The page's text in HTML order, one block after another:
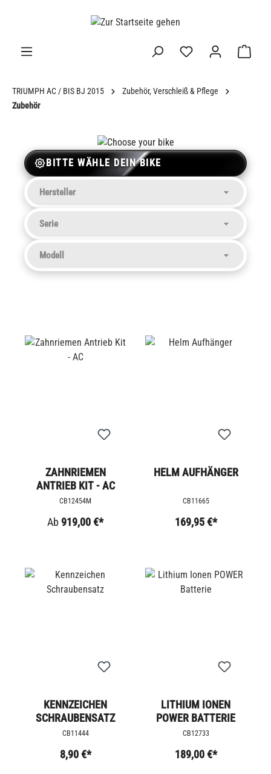
TRIUMPH AC / BIS BJ 2015
Zubehör, Verschleiß & Pflege
Zubehör
BITTE WÄHLE DEIN BIKE
ZAHNRIEMEN
ANTRIEB KIT - AC
CB12454M
Ab 919,00 €*
HELM AUFHÄNGER
CB11665
169,95 €*
KENNZEICHEN
SCHRAUBENSATZ
CB11444
8,90 €*
LITHIUM IONEN
POWER BATTERIE
CB12733
189,00 €*